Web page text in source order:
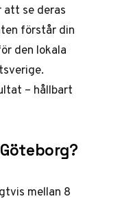
se deras
förstår din
den lokala
– hållbart
mellan 8